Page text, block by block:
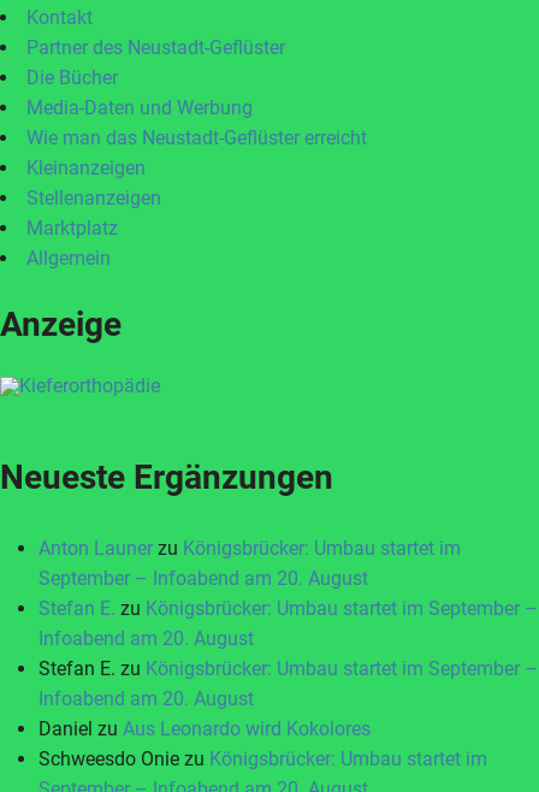
Kontakt
Partner des Neustadt-Geflüster
Die Bücher
Media-Daten und Werbung
Wie man das Neustadt-Geflüster erreicht
Kleinanzeigen
Stellenanzeigen
Marktplatz
Allgemein
Anzeige
Neueste Ergänzungen
Anton Launer zu Königsbrücker: Umbau startet im
September – Infoabend am 20. August
Stefan E. zu Königsbrücker: Umbau startet im September –
Infoabend am 20. August
Stefan E. zu Königsbrücker: Umbau startet im September –
Infoabend am 20. August
Daniel zu Aus Leonardo wird Kokolores
Schweesdo Onie zu Königsbrücker: Umbau startet im